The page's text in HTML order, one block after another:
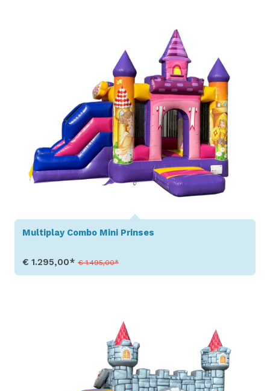
Multiplay Combo Mini Prinses
€ 1.295,00*€ 1.495,00*